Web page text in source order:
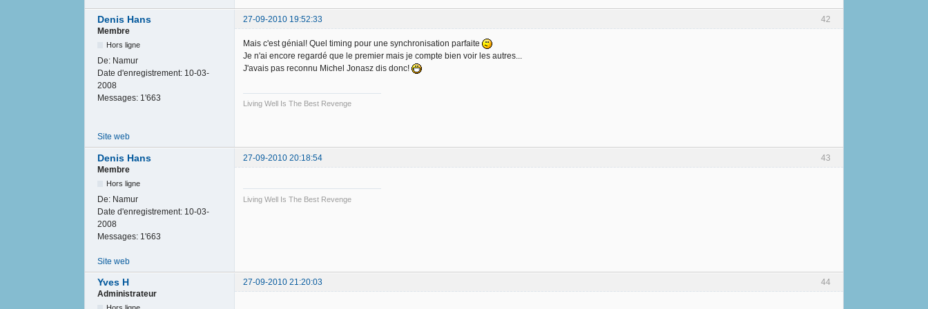
42
Denis Hans
27-09-2010 19:52:33
Membre
Hors ligne
De: Namur
Date d'enregistrement: 10-03-
2008
Messages: 1'663
Mais c'est génial! Quel timing pour une synchronisation parfaite
Je n'ai encore regardé que le premier mais je compte bien voir les autres...
J'avais pas reconnu Michel Jonasz dis donc!
Living Well Is The Best Revenge
Site web
43
Denis Hans
27-09-2010 20:18:54
Membre
Hors ligne
De: Namur
Date d'enregistrement: 10-03-
2008
Messages: 1'663
Living Well Is The Best Revenge
Site web
44
Yves H
27-09-2010 21:20:03
Administrateur